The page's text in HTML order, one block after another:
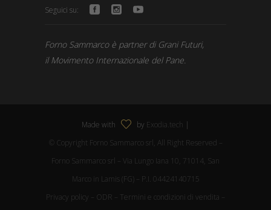
Seguici su:
Forno Sammarco è partner di Grani Futuri,
il Movimento Internazionale del Pane.
Made with by Exodia.tech |
© Copyright Forno Sammarco srl, All Right Reserved –
Forno Sammarco srl – Via Lungo Iana 10, 71014, San
Marco in Lamis (FG) – P.I. 04424140715
Privacy policy
ODR Termini e condizioni di vendita